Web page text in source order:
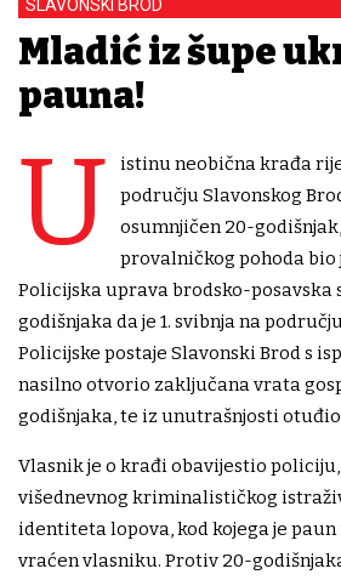
SLAVONSKI BROD
Mladić iz šupe
pauna!
U
istinu neobična krađa
području Slavonskog
osumnjičen 20-
provalničkog pohoda bio
Policijska uprava brodsko-posavska
godišnjaka da je 1. svibnja na
Policijske postaje Slavonski Brod s
nasilno otvorio zaključana vrata
godišnjaka, te iz unutrašnjosti
Vlasnik je o krađi obavijestio policiju,
višednevnog kriminalističkog
identiteta lopova, kod kojega je paun
vraćen vlasniku. Protiv 20-